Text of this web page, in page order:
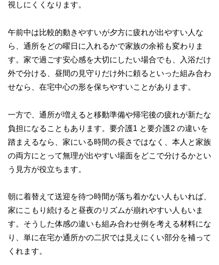
視しにくくなります。
午前中は比較的動きやすいが夕方に疲れが出やすい人な
ら、通所をどの曜日に入れるかで家族の余裕も変わりま
す。家で過ごす安心感を大切にしたい場合でも、入浴だけ
外で分ける、昼間の見守りだけ外に頼るといった組み合わ
せなら、在宅中心の形を保ちやすいことがあります。
一方で、通所が増えると移動準備や帰宅後の疲れが新たな
負担になることもあります。要介護1 と要介護2 の違いを
踏まえるなら、家にいる時間の長さではなく、本人と家族
の両方にとって無理が出やすい場面をどこで分けるかとい
う見方が役立ちます。
朝に着替えて送迎を待つ時間が落ち着かない人もいれば、
家にこもり続けると昼夜のリズムが崩れやすい人もいま
す。そうした体感の違いも組み合わせ例を考える材料にな
り、単に在宅か通所かの二択では見えにくい部分を補って
くれます。